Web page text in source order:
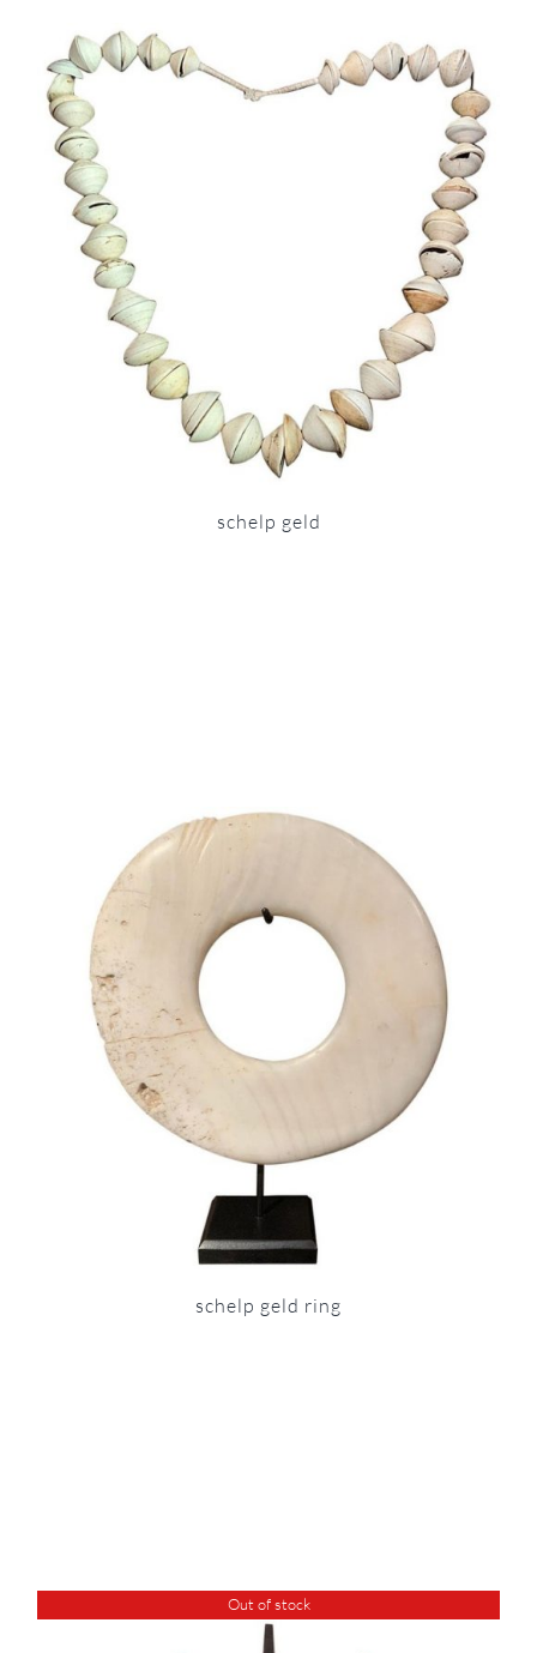
schelp geld
schelp geld ring
Out of stock